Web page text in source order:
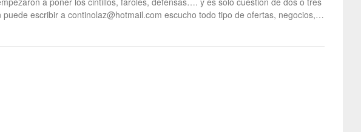
escribir a continolaz@hotmail.com escucho todo tipo de ofertas, negocios,…